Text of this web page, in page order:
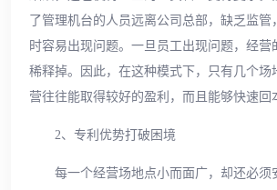
了管理机台的人员远离公司总部，缺乏监管
时容易出现问题。一旦员工出现问题，经营
稀释掉。因此，在这种模式下，只有几个场
营往往能取得较好的盈利，而且能够快速回
2、专利优势打破困境
每一个经营场地点小而面广，却还必须